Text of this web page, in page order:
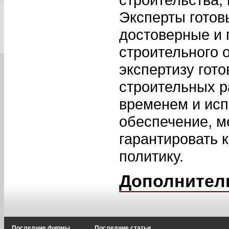
Эксперты
достоверные и
строительного
экспертизу
строительных
временем и
обеспечение,
гарантировать
политику.